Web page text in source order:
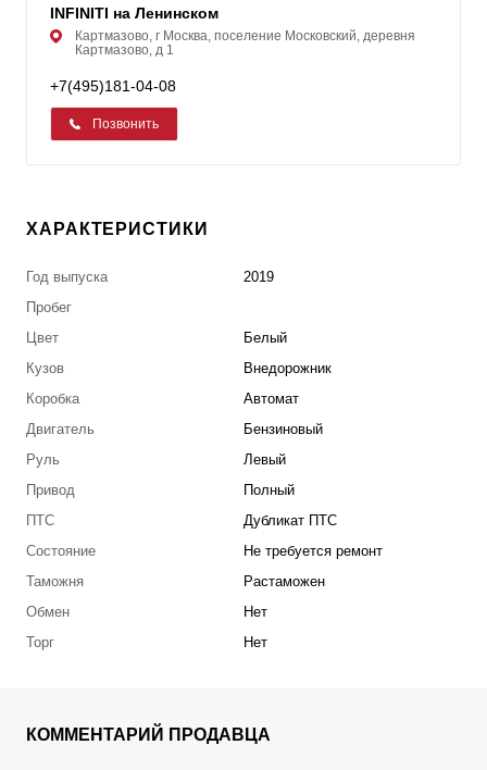
INFINITI на Ленинском
Картмазово, г Москва, поселение Московский, деревня
Картмазово, д 1
+7(495)181-04-08
Позвонить
ХАРАКТЕРИСТИКИ
Год выпуска
2019
Пробег
Цвет
Белый
Кузов
Внедорожник
Коробка
Автомат
Двигатель
Бензиновый
Руль
Левый
Привод
Полный
ПТС
Дубликат ПТС
Состояние
Не требуется ремонт
Таможня
Растаможен
Обмен
Нет
Торг
Нет
КОММЕНТАРИЙ ПРОДАВЦА